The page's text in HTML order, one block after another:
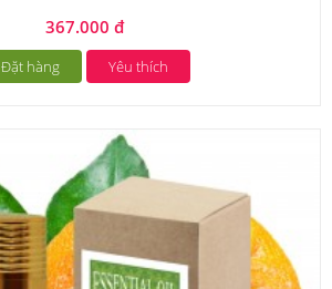
367.000 đ
Đặt hàng Yêu thích